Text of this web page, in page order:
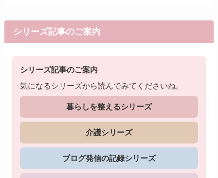
シリーズ記事のご案内
シリーズ記事のご案内
気になるシリーズから読んでみてくださいね。
暮らしを整えるシリーズ
介護シリーズ
ブログ発信の記録シリーズ